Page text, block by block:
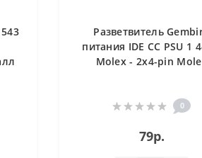
Разветвитель
питания IDE CC PSU 1
Molex - 2x4-pin
0
79р.